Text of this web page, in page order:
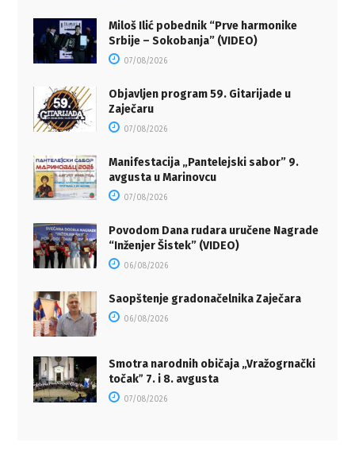
Miloš Ilić pobednik “Prve harmonike
Srbije – Sokobanja” (VIDEO)
07/08/2026
Objavljen program 59. Gitarijade u
Zaječaru
07/08/2026
Manifestacija „Pantelejski sabor” 9.
avgusta u Marinovcu
07/08/2026
Povodom Dana rudara uručene Nagrade
“Inženjer Šistek” (VIDEO)
06/08/2026
Saopštenje gradonačelnika Zaječara
06/08/2026
Smotra narodnih običaja „Vražogrnački
točakˮ 7. i 8. avgusta
07/08/2026